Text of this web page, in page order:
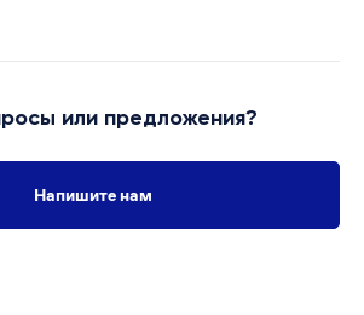
или предложения?
Напишите нам